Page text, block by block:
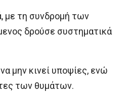
με τη συνδρομή των
δρούσε συστηματικά
μην κινεί υποψίες, ενώ
των θυμάτων.